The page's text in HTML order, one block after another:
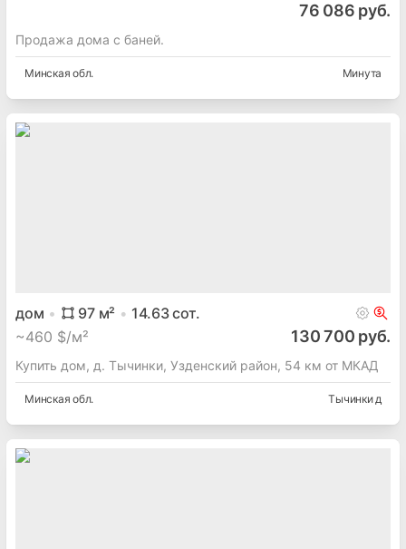
76 086 руб.
Продажа дома с баней.
Минская обл. Минута
дом 97м² 14.63сот.
~460 $/м² 130 700 руб.
Купить дом, д. Тычинки, Узденский район, 54 км от МКАД
Минская обл. Тычинки д